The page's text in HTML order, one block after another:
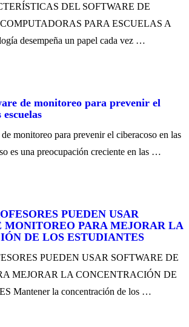
DEL SOFTWARE DE
PARA ESCUELAS A
desempeña un papel cada vez …
de monitoreo para prevenir el
monitoreo para prevenir el ciberacoso en las
es una preocupación creciente en las …
PUEDEN USAR
MONITOREO PARA MEJORAR LA
DE LOS ESTUDIANTES
PUEDEN USAR SOFTWARE DE
MEJORAR LA CONCENTRACIÓN DE
Mantener la concentración de los …